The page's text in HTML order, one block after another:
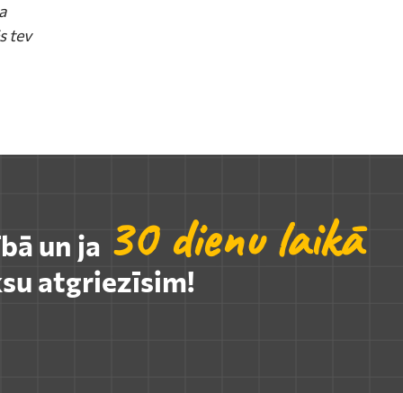
tev
un ja 30 dienu laikā
atgriezīsim!